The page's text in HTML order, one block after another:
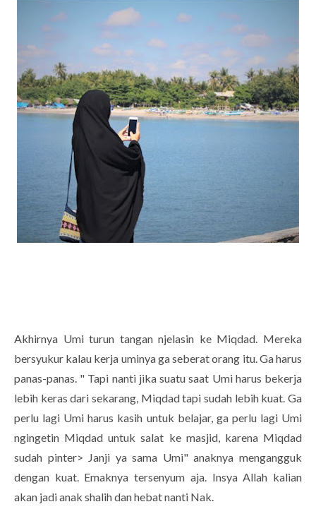
Akhirnya Umi turun tangan njelasin ke Miqdad. Mereka
bersyukur kalau kerja uminya ga seberat orang itu. Ga harus
panas-panas. " Tapi nanti jika suatu saat Umi harus bekerja
lebih keras dari sekarang, Miqdad tapi sudah lebih kuat. Ga
perlu lagi Umi harus kasih untuk belajar, ga perlu lagi Umi
ngingetin Miqdad untuk salat ke masjid, karena Miqdad
sudah pinter> Janji ya sama Umi" anaknya mengangguk
dengan kuat. Emaknya tersenyum aja. Insya Allah kalian
akan jadi anak shalih dan hebat nanti Nak.